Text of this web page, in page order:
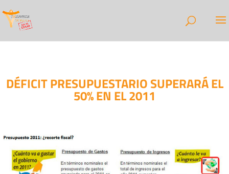
DÉFICIT PRESUPUESTARIO SUPERARÁ EL
50% EN EL 2011